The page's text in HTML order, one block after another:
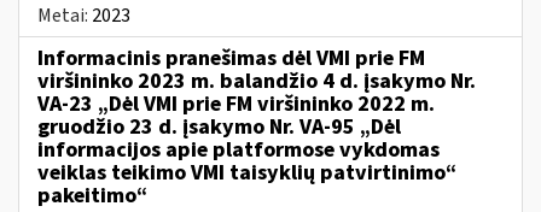
Metai: 2023
Informacinis pranešimas dėl VMI prie FM
viršininko 2023 m. balandžio 4 d. įsakymo Nr.
VA-23 „Dėl VMI prie FM viršininko 2022 m.
gruodžio 23 d. įsakymo Nr. VA-95 „Dėl
informacijos apie platformose vykdomas
veiklas teikimo VMI taisyklių patvirtinimo“
pakeitimo“